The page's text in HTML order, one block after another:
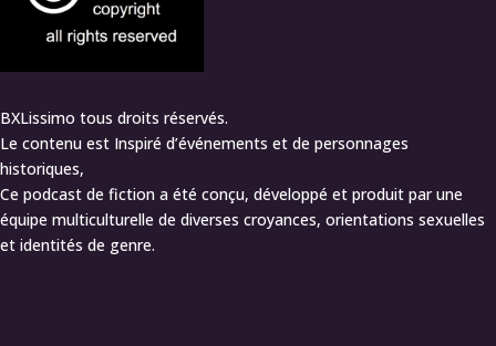
BXLissimo tous droits réservés.
Le contenu est Inspiré d’événements et de personnages
historiques,
Ce podcast de fiction a été conçu, développé et produit par une
équipe multiculturelle de diverses croyances, orientations sexuelles
et identités de genre.